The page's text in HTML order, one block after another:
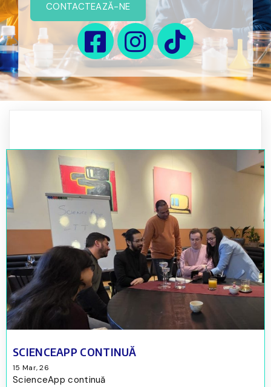
CONTACTEAZĂ-NE
SCIENCEAPP CONTINUĂ
15 Mar, 26
ScienceApp continuă